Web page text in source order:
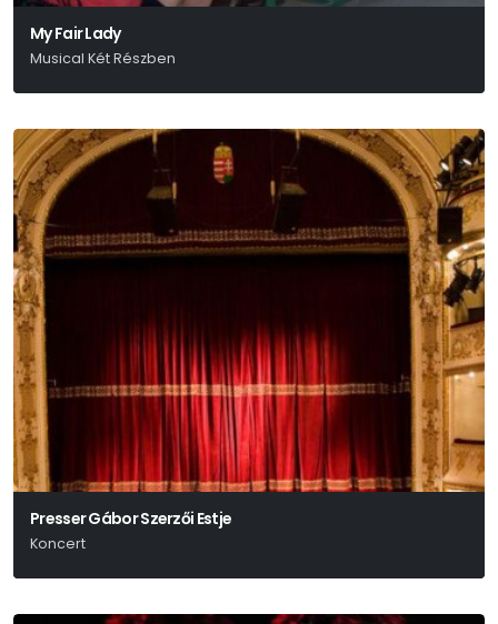
My Fair Lady
Musical Két Részben
Presser Gábor Szerzői Estje
Koncert